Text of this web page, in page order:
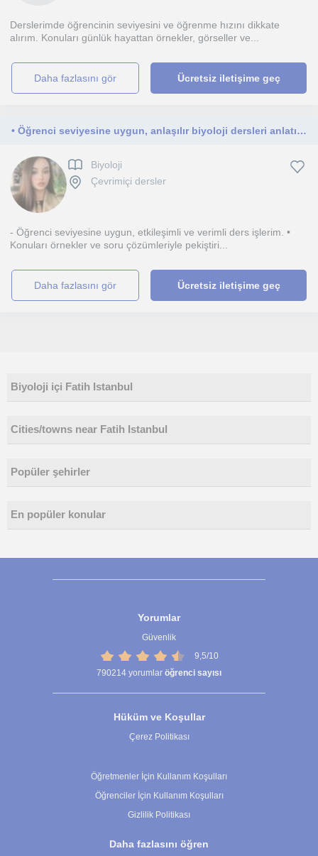
Derslerimde öğrencinin seviyesini ve öğrenme hızını dikkate
alırım. Konuları günlük hayattan örnekler, görseller ve...
daha fazlasını gör Ücretsiz iletişime geç
• Öğrenci seviyesine uygun, anlaşılır biyoloji dersleri anlatıyorum
Biyoloji
Çevrimiçi dersler
- Öğrenci seviyesine uygun, etkileşimli ve verimli ders işlerim. •
Konuları örnekler ve soru çözümleriyle pekiştiri...
daha fazlasını gör Ücretsiz iletişime geç
Biyoloji içi Fatih Istanbul
Cities/towns near Fatih Istanbul
Popüler şehirler
En popüler konular
Yorumlar
Güvenlik
9,5/10
790214 yorumlar öğrenci sayısı
Hüküm ve Koşullar
Çerez Politikası
Öğretmenler İçin Kullanım Koşulları
Öğrenciler İçin Kullanım Koşulları
Gizlilik Politikası
Daha fazlasını öğren